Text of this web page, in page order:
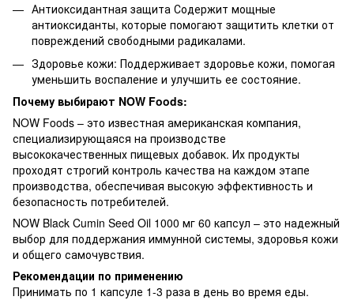
Антиоксидантная защита Содержит мощные
антиоксиданты, которые помогают защитить клетки от
повреждений свободными радикалами.
Здоровье кожи: Поддерживает здоровье кожи, помогая
уменьшить воспаление и улучшить ее состояние.
Почему выбирают NOW Foods:
NOW Foods – это известная американская компания,
специализирующаяся на производстве
высококачественных пищевых добавок. Их продукты
проходят строгий контроль качества на каждом этапе
производства, обеспечивая высокую эффективность и
безопасность потребителей.
NOW Black Cumin Seed Oil 1000 мг 60 капсул – это надежный
выбор для поддержания иммунной системы, здоровья кожи
и общего самочувствия.
Рекомендации по применению
Принимать по 1 капсуле 1-3 раза в день во время еды.